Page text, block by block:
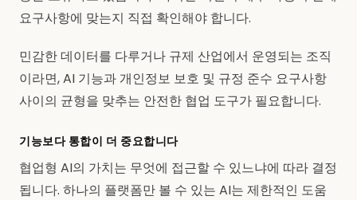
요구사항에 맞는지 직접 확인해야 합니다.
민감한 데이터를 다루거나 규제 산업에서 운영되는 조직
이라면, AI 기능과 개인정보 보호 및 규정 준수 요구사항
사이의 균형을 맞추는 안전한 협업 도구가 필요합니다.
기능보다 통합이 더 중요합니다
협업형 AI의 가치는 무엇에 접근할 수 있느냐에 따라 결정
됩니다. 하나의 플랫폼만 볼 수 있는 AI는 제한적인 도움